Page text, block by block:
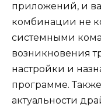
приложений, и
комбинации не
системными
возникновения
настройки и
программе.
актуальности